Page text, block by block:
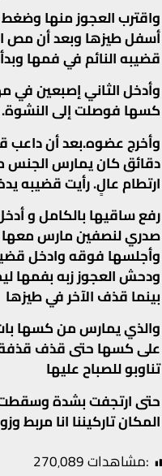
واقترب العجوز منها وضغط
أسفل طيزها وبعد أن مص
قضيبه النائم في فمها
وأدخل الثاني إصبعين في
كسها فوصلت إلى النشوة.
وأخرج عضوه.بعد أن داعب
دقائق كان يمارس
ارتطام عالٍ. رأيت قضيبه
رفع ساقيها بالكامل و
صدري لنصفين مارس معها
وأجلسها فوقه وادخل
ودحش العجوز زبه بفمها
بينما قذف الآخر في طيزها
والذي يمارس من كسها
على كسها حتى قذف قذفة
تناوبو للصباح عليها
حتى ارتجفت بشدة وسقطت
المكان تاركيننا انا مربط
:مشاهدات270٬089